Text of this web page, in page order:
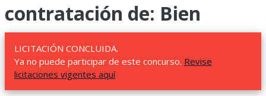
contratación de: Bien
LICITACIÓN CONCLUIDA.
Ya no puede participar de este concurso. Revise
licitaciones vigentes aquí